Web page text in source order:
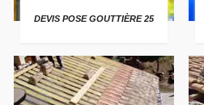
DEVIS POSE GOUTTIÈRE 25